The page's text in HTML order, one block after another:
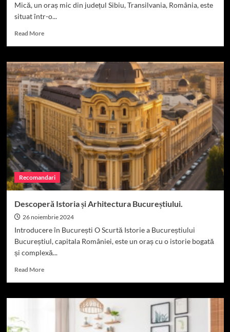
Mică, un oraș mic din județul Sibiu, Transilvania, România, este
situat într-o...
Read MoreRead
Descoperă
Istoria
și
Arhitectura
Orașului
Copșa
Mică.
Recomandari
Descoperă Istoria și Arhitectura Bucureștiului.
26 noiembrie 2024
Introducere în București O Scurtă Istorie a Bucureștiului
Bucureștiul, capitala României, este un oraș cu o istorie bogată
și complexă...
Read MoreRead
Descoperă